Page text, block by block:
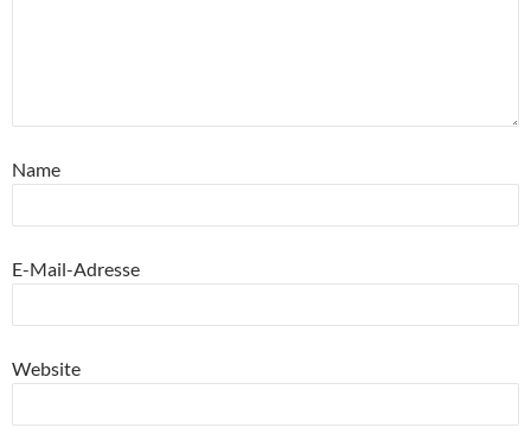
Name
E-Mail-Adresse
Website